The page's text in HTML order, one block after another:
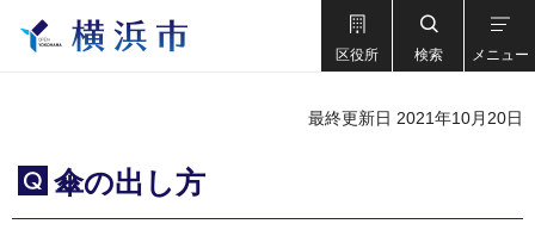
区役所 検索 メニュー
最終更新日 2021年10月20日
Q 傘の出し方